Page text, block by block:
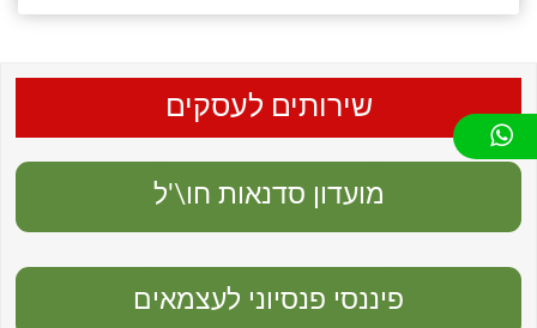
שירותים לעסקים
מועדון סדנאות חו\'ל
פיננסי פנסיוני לעצמאים